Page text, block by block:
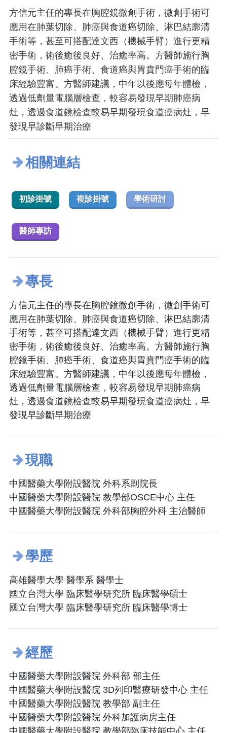
方信元主任的專長在胸腔鏡微創手術，微創手術可
應用在肺葉切除、肺癌與食道癌切除、淋巴結廓清
手術等，甚至可搭配達文西（機械手臂）進行更精
密手術，術後癒後良好、治癒率高。方醫師施行胸
腔鏡手術、肺癌手術、食道癌與胃賁門癌手術的臨
床經驗豐富。方醫師建議，中年以後應每年體檢，
透過低劑量電腦層檢查，較容易發現早期肺癌病
灶，透過食道鏡檢查較易早期發現食道癌病灶，早
發現早診斷早期治療
相關連結
初診掛號 複診掛號 學術研討
醫師專訪
專長
方信元主任的專長在胸腔鏡微創手術，微創手術可
應用在肺葉切除、肺癌與食道癌切除、淋巴結廓清
手術等，甚至可搭配達文西（機械手臂）進行更精
密手術，術後癒後良好、治癒率高。方醫師施行胸
腔鏡手術、肺癌手術、食道癌與胃賁門癌手術的臨
床經驗豐富。方醫師建議，中年以後應每年體檢，
透過低劑量電腦層檢查，較容易發現早期肺癌病
灶，透過食道鏡檢查較易早期發現食道癌病灶，早
發現早診斷早期治療
現職
中國醫藥大學附設醫院 外科系副院長
中國醫藥大學附設醫院 教學部OSCE中心 主任
中國醫藥大學附設醫院 外科部胸腔外科 主治醫師
學歷
高雄醫學大學 醫學系 醫學士
國立台灣大學 臨床醫學研究所 臨床醫學碩士
國立台灣大學 臨床醫學研究所 臨床醫學博士
經歷
中國醫藥大學附設醫院 外科部 部主任
中國醫藥大學附設醫院 3D列印醫療研發中心 主任
中國醫藥大學附設醫院 教學部 副主任
中國醫藥大學附設醫院 外科加護病房主任